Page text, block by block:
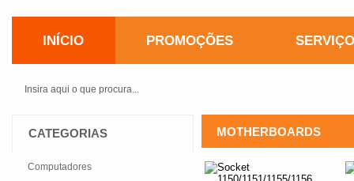
INÍCIO PROMOÇÕES
MOTHERBOARDS
CATEGORIAS
Computadores